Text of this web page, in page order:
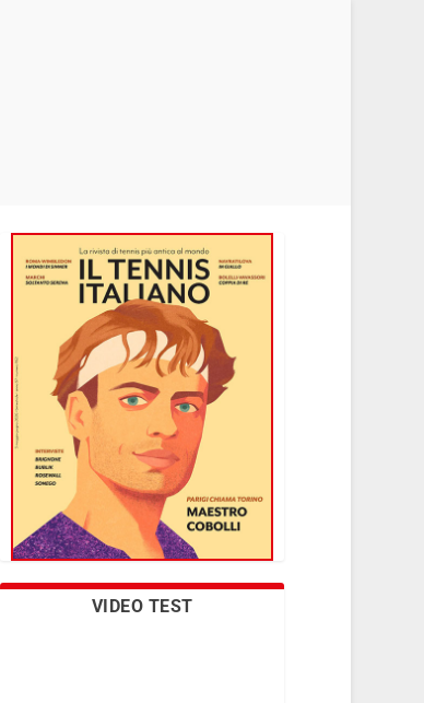
VIDEO TEST